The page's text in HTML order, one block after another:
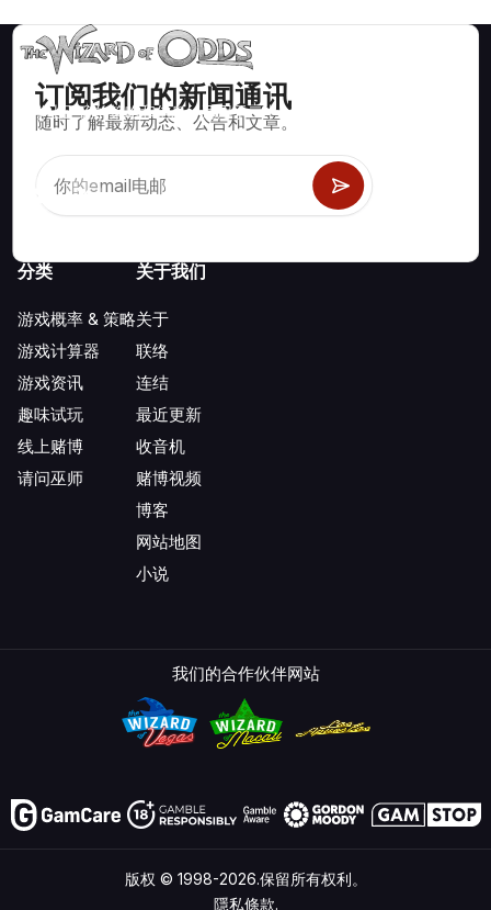
订阅我们的新闻通讯
随时了解最新动态、公告和文章。
数学上正确的策略和信息，适用于二十一点、掷骰子、轮盘赌等
数百种可玩的赌场游戏。
分类
游戏概率 & 策略
游戏计算器
游戏资讯
趣味试玩
线上赌博
请问巫师
关于我们
关于
联络
连结
最近更新
收音机
赌博视频
博客
网站地图
小说
我们的合作伙伴网站
版权 © 1998-2026.保留所有权利。
隱私條款.